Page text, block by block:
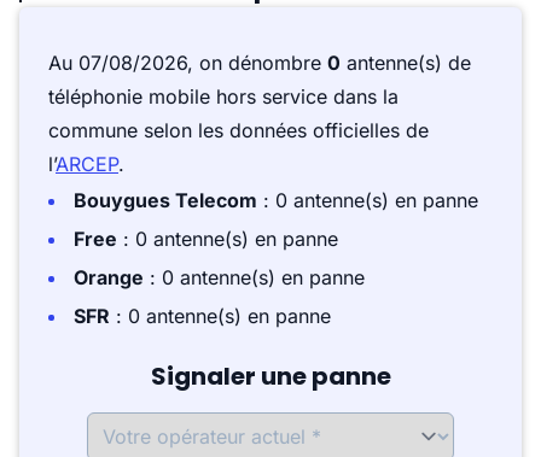
Au 07/08/2026, on dénombre 0 antenne(s) de
téléphonie mobile hors service dans la
commune selon les données officielles de
l’ARCEP.
Bouygues Telecom : 0 antenne(s) en panne
Free : 0 antenne(s) en panne
Orange : 0 antenne(s) en panne
SFR : 0 antenne(s) en panne
Signaler une panne